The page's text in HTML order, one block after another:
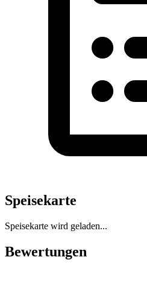
Speisekarte
Speisekarte wird geladen...
Bewertungen